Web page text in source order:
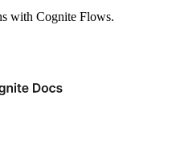
with Cognite Flows.